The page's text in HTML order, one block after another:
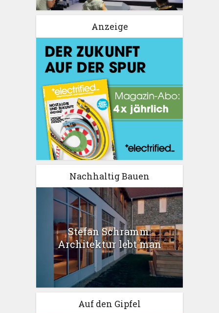
Anzeige
Nachhaltig Bauen
Stefan Schramm:
Architektur lebt man
Auf den Gipfel